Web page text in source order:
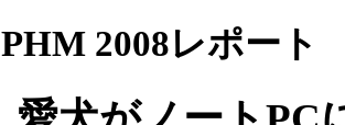
PHM 2008レポート